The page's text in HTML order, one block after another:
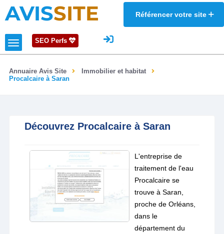
AVISSITE Référencer votre site
SEO Perfs
Annuaire Avis Site
Immobilier et habitat
Procalcaire à Saran
Découvrez Procalcaire à Saran
L'entreprise de
traitement de l'eau
Procalcaire se
trouve à Saran,
proche de Orléans,
dans le
département du